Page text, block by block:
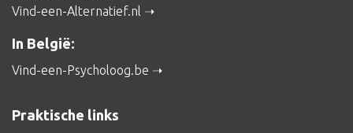
Vind-een-Alternatief.nl
In België:
Vind-een-Psycholoog.be
Praktische links